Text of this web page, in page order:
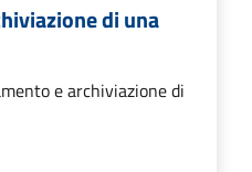
di una
e archiviazione di